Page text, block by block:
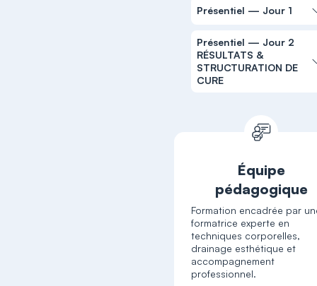
Présentiel — Jour 1
Présentiel — Jour 2
RÉSULTATS &
STRUCTURATION DE
CURE
Équipe
pédagogique
Formation encadrée par
formatrice experte en
techniques corporelles,
drainage esthétique et
accompagnement
professionnel.